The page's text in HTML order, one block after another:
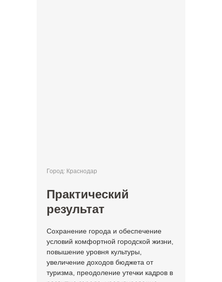
Город: Краснодар
Практический
результат
Сохранение города и обеспечение
условий комфортной городской жизни,
повышение уровня культуры,
увеличение доходов бюджета от
туризма, преодоление утечки кадров в